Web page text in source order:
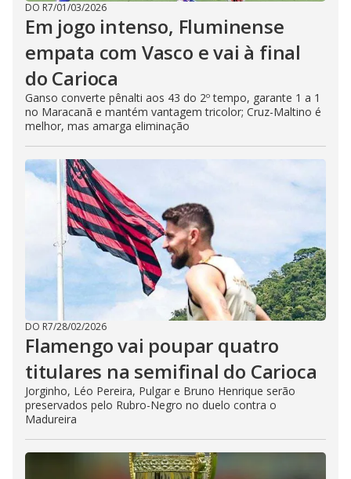
DO R7/01/03/2026
Em jogo intenso, Fluminense
empata com Vasco e vai à final
do Carioca
Ganso converte pênalti aos 43 do 2º tempo, garante 1 a 1
no Maracanã e mantém vantagem tricolor; Cruz-Maltino é
melhor, mas amarga eliminação
DO R7/28/02/2026
Flamengo vai poupar quatro
titulares na semifinal do Carioca
Jorginho, Léo Pereira, Pulgar e Bruno Henrique serão
preservados pelo Rubro-Negro no duelo contra o
Madureira